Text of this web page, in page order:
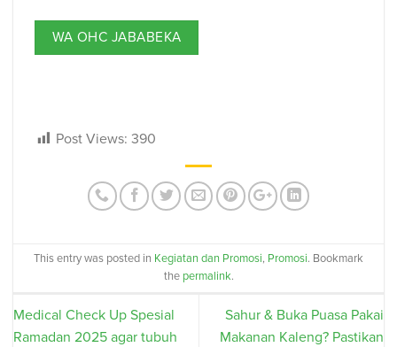
WA OHC JABABEKA
Post Views: 390
This entry was posted in Kegiatan dan Promosi, Promosi. Bookmark
the permalink.
Medical Check Up Spesial
Ramadan 2025 agar tubuh
Sahur & Buka Puasa Pakai
Makanan Kaleng? Pastikan